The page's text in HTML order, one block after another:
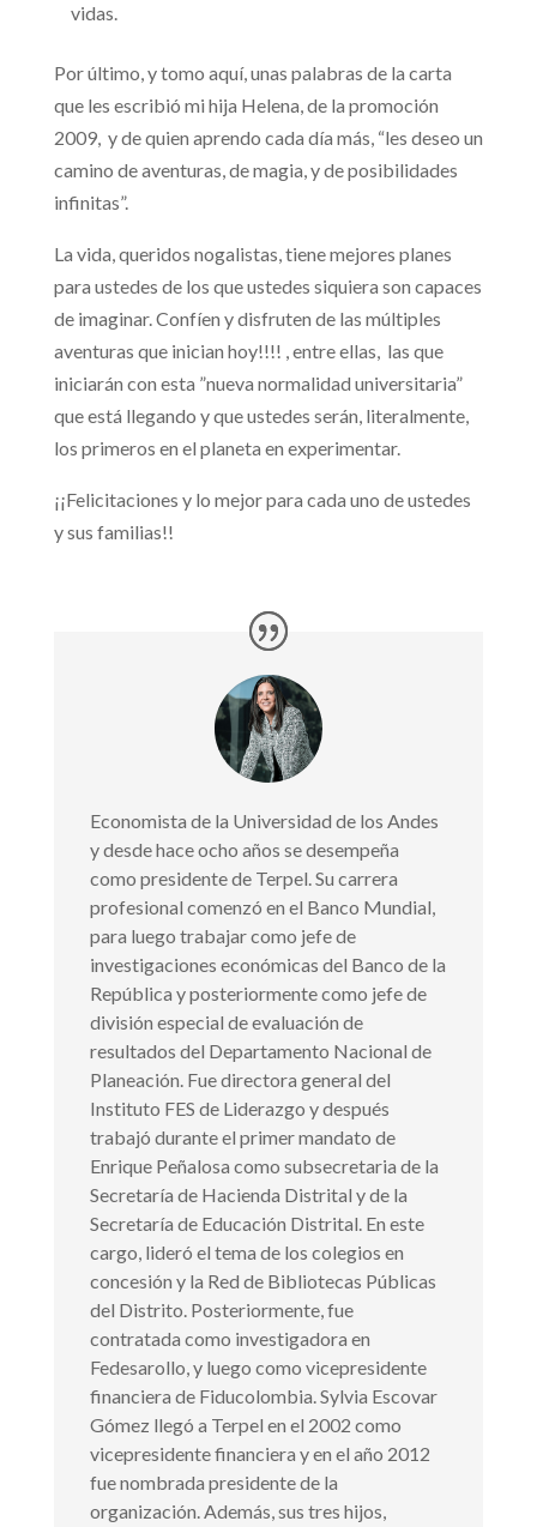
vidas.
Por último, y tomo aquí, unas palabras de la carta
que les escribió mi hija Helena, de la promoción
2009, y de quien aprendo cada día más, “les deseo un
camino de aventuras, de magia, y de posibilidades
infinitas”.
La vida, queridos nogalistas, tiene mejores planes
para ustedes de los que ustedes siquiera son capaces
de imaginar. Confíen y disfruten de las múltiples
aventuras que inician hoy!!!! , entre ellas, las que
iniciarán con esta ”nueva normalidad universitaria”
que está llegando y que ustedes serán, literalmente,
los primeros en el planeta en experimentar.
¡¡Felicitaciones y lo mejor para cada uno de ustedes
y sus familias!!
Economista de la Universidad de los Andes
y desde hace ocho años se desempeña
como presidente de Terpel. Su carrera
profesional comenzó en el Banco Mundial,
para luego trabajar como jefe de
investigaciones económicas del Banco de la
República y posteriormente como jefe de
división especial de evaluación de
resultados del Departamento Nacional de
Planeación. Fue directora general del
Instituto FES de Liderazgo y después
trabajó durante el primer mandato de
Enrique Peñalosa como subsecretaria de la
Secretaría de Hacienda Distrital y de la
Secretaría de Educación Distrital. En este
cargo, lideró el tema de los colegios en
concesión y la Red de Bibliotecas Públicas
del Distrito. Posteriormente, fue
contratada como investigadora en
Fedesarollo, y luego como vicepresidente
financiera de Fiducolombia. Sylvia Escovar
Gómez llegó a Terpel en el 2002 como
vicepresidente financiera y en el año 2012
fue nombrada presidente de la
organización. Además, sus tres hijos,